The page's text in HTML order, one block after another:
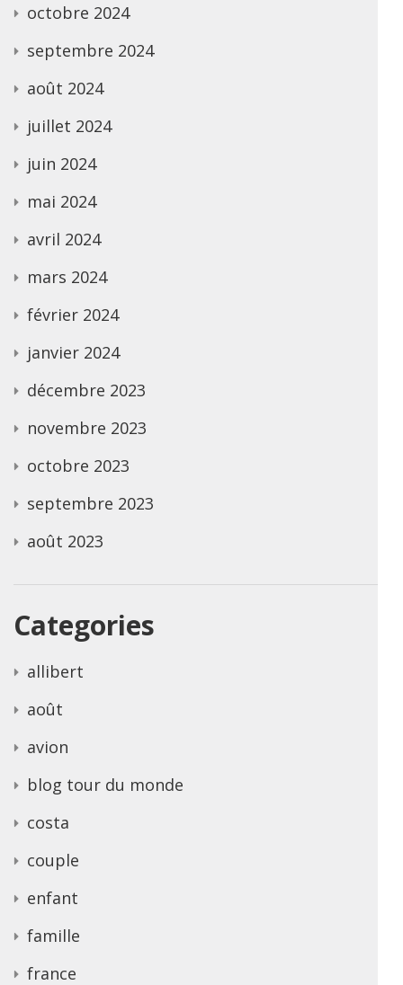
octobre 2024
septembre 2024
août 2024
juillet 2024
juin 2024
mai 2024
avril 2024
mars 2024
février 2024
janvier 2024
décembre 2023
novembre 2023
octobre 2023
septembre 2023
août 2023
Categories
allibert
août
avion
blog tour du monde
costa
couple
enfant
famille
france